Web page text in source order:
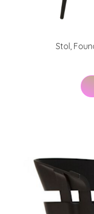
Stol,